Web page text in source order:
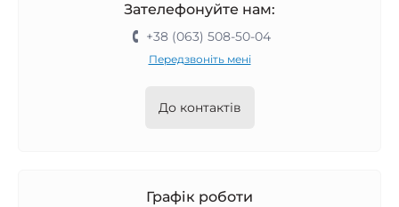
Зателефонуйте нам:
+38 (063) 508-50-04
Передзвоніть мені
До контактів
Графік роботи